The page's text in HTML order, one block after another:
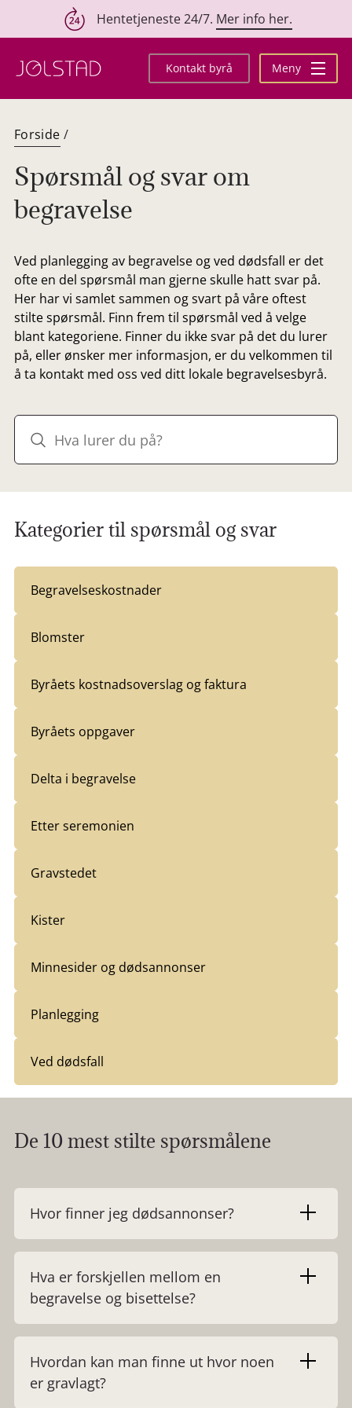
innhold
Hentetjeneste 24/7. Mer info her.
Kontakt byrå Meny
Forside /
Spørsmål og svar om
begravelse
Ved planlegging av begravelse og ved dødsfall er det
ofte en del spørsmål man gjerne skulle hatt svar på.
Her har vi samlet sammen og svart på våre oftest
stilte spørsmål. Finn frem til spørsmål ved å velge
blant kategoriene. Finner du ikke svar på det du lurer
på, eller ønsker mer informasjon, er du velkommen til
å ta kontakt med oss ved ditt lokale begravelsesbyrå.
Kategorier til spørsmål og svar
Begravelseskostnader
Blomster
Byråets kostnadsoverslag og faktura
Byråets oppgaver
Delta i begravelse
Etter seremonien
Gravstedet
Kister
Minnesider og dødsannonser
Planlegging
Ved dødsfall
De 10 mest stilte spørsmålene
Hvor finner jeg dødsannonser?
Les mer
Hva er forskjellen mellom en
begravelse og bisettelse?
gravlunden og blir senket i graven. Bisettelse
innebærer kremasjon med urnenedsettelse.
Hvordan kan man finne ut hvor noen
er gravlagt?